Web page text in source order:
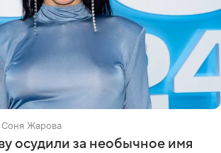
Соня Жарова
осудили за необычное имя